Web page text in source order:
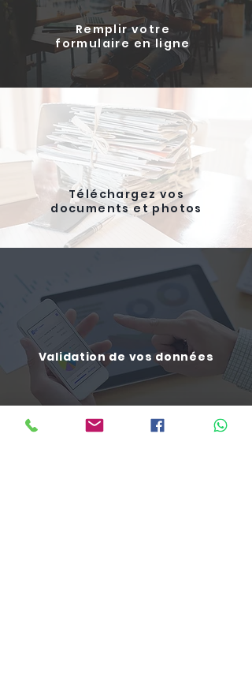
Remplir votre
formulaire en ligne
Téléchargez vos
documents et photos
Validation de vos données